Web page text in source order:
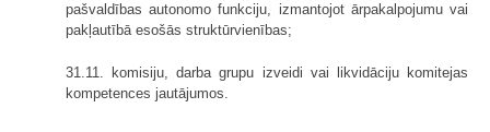
pašvaldības autonomo funkciju, izmantojot ārpakalpojumu vai
pakļautībā esošās struktūrvienības;
31.11. komisiju, darba grupu izveidi vai likvidāciju komitejas
kompetences jautājumos.